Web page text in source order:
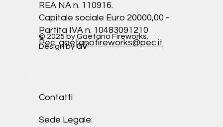
REA NA n. 110916.
Capitale sociale Euro 20000,00 -
Partita IVA n. 10483091210
Pec:gaetanofireworks@pec.it
© 2025 by Gaetano Fireworks.
Design byGV
Contatti
Sede Legale: